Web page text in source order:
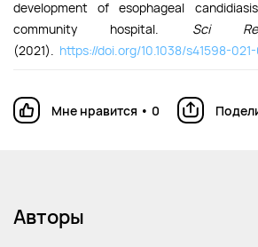
development of esophageal
community hospital. Sci
(2021). https://doi.org/10.1038/s41598-
Мне нравится • 0
Авторы